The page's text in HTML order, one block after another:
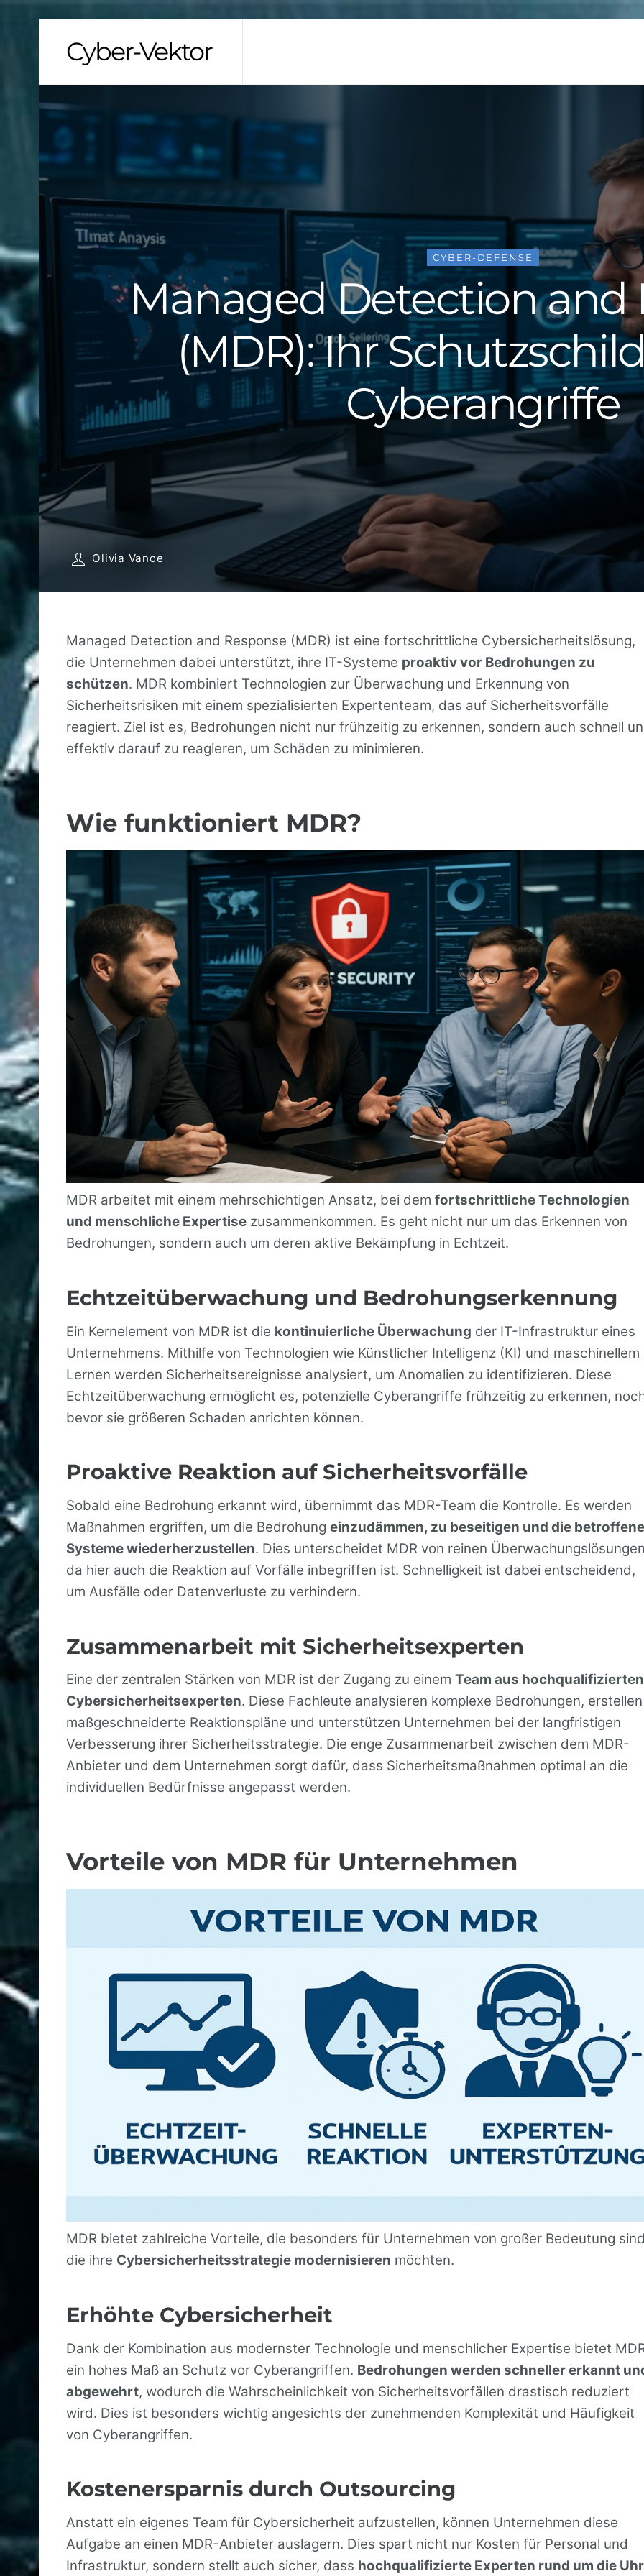
Cyber-Vektor
Managed Detection and
(MDR): Ihr
Cyberangriffe
Olivia Vance
CYBER-DEFENSE
Managed Detection and Response (MDR) ist eine fortschrittliche Cybersicherheitslösung,
die Unternehmen dabei unterstützt, ihre IT-Systeme proaktiv vor Bedrohungen zu
schützen. MDR kombiniert Technologien zur Überwachung und Erkennung von
Sicherheitsrisiken mit einem spezialisierten Expertenteam, das auf Sicherheitsvorfälle
reagiert. Ziel ist es, Bedrohungen nicht nur frühzeitig zu erkennen, sondern auch schnell
effektiv darauf zu reagieren, um Schäden zu minimieren.
Wie funktioniert MDR?
MDR arbeitet mit einem mehrschichtigen Ansatz, bei dem fortschrittliche Technologien
und menschliche Expertise zusammenkommen. Es geht nicht nur um das Erkennen von
Bedrohungen, sondern auch um deren aktive Bekämpfung in Echtzeit.
Echtzeitüberwachung und Bedrohungserkennung
Ein Kernelement von MDR ist die kontinuierliche Überwachung der IT-Infrastruktur eines
Unternehmens. Mithilfe von Technologien wie Künstlicher Intelligenz (KI) und maschinellem
Lernen werden Sicherheitsereignisse analysiert, um Anomalien zu identifizieren. Diese
Echtzeitüberwachung ermöglicht es, potenzielle Cyberangriffe frühzeitig zu erkennen,
bevor sie größeren Schaden anrichten können.
Proaktive Reaktion auf Sicherheitsvorfälle
Sobald eine Bedrohung erkannt wird, übernimmt das MDR-Team die Kontrolle. Es werden
Maßnahmen ergriffen, um die Bedrohung einzudämmen, zu beseitigen und die
Systeme wiederherzustellen. Dies unterscheidet MDR von reinen
da hier auch die Reaktion auf Vorfälle inbegriffen ist. Schnelligkeit ist dabei entscheidend,
um Ausfälle oder Datenverluste zu verhindern.
Zusammenarbeit mit Sicherheitsexperten
Eine der zentralen Stärken von MDR ist der Zugang zu einem Team aus hochqualifizierten
Cybersicherheitsexperten. Diese Fachleute analysieren komplexe Bedrohungen, erstellen
maßgeschneiderte Reaktionspläne und unterstützen Unternehmen bei der langfristigen
Verbesserung ihrer Sicherheitsstrategie. Die enge Zusammenarbeit zwischen dem MDR-
Anbieter und dem Unternehmen sorgt dafür, dass Sicherheitsmaßnahmen optimal an die
individuellen Bedürfnisse angepasst werden.
Vorteile von MDR für Unternehmen
MDR bietet zahlreiche Vorteile, die besonders für Unternehmen von großer Bedeutung
die ihre Cybersicherheitsstrategie modernisieren möchten.
Erhöhte Cybersicherheit
Dank der Kombination aus modernster Technologie und menschlicher Expertise bietet
ein hohes Maß an Schutz vor Cyberangriffen. Bedrohungen werden schneller erkannt
abgewehrt, wodurch die Wahrscheinlichkeit von Sicherheitsvorfällen drastisch reduziert
wird. Dies ist besonders wichtig angesichts der zunehmenden Komplexität und Häufigkeit
von Cyberangriffen.
Kostenersparnis durch Outsourcing
Anstatt ein eigenes Team für Cybersicherheit aufzustellen, können Unternehmen diese
Aufgabe an einen MDR-Anbieter auslagern. Dies spart nicht nur Kosten für Personal und
Infrastruktur, sondern stellt auch sicher, dass hochqualifizierte Experten rund um die Uhr